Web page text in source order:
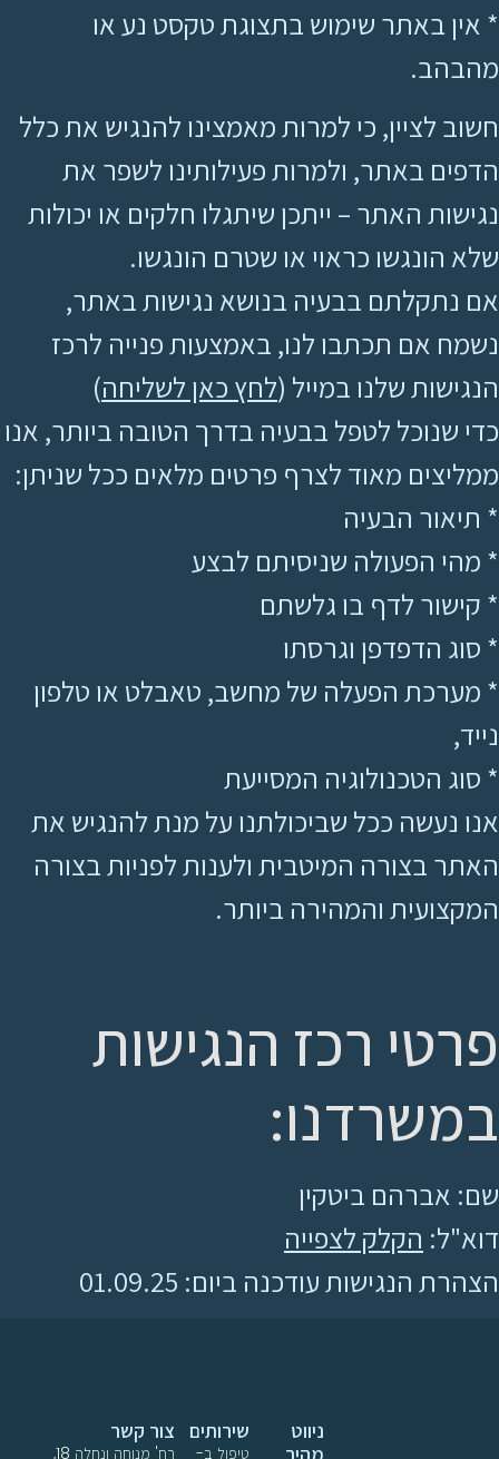
* אין באתר שימוש בתצוגת טקסט נע או
מהבהב.
חשוב לציין, כי למרות מאמצינו להנגיש את כלל
הדפים באתר, ולמרות פעילותינו לשפר את
נגישות האתר – ייתכן שיתגלו חלקים או יכולות
שלא הונגשו כראוי או שטרם הונגשו.
אם נתקלתם בבעיה בנושא נגישות באתר,
נשמח אם תכתבו לנו, באמצעות פנייה לרכז
הנגישות שלנו במייל (לחץ כאן לשליחה)
כדי שנוכל לטפל בבעיה בדרך הטובה ביותר, אנו
ממליצים מאוד לצרף פרטים מלאים ככל שניתן:
* תיאור הבעיה
* מהי הפעולה שניסיתם לבצע
* קישור לדף בו גלשתם
* סוג הדפדפן וגרסתו
* מערכת הפעלה של מחשב, טאבלט או טלפון
נייד,
* סוג הטכנולוגיה המסייעת
אנו נעשה ככל שביכולתנו על מנת להנגיש את
האתר בצורה המיטבית ולענות לפניות בצורה
המקצועית והמהירה ביותר.
פרטי רכז הנגישות
במשרדנו:
שם: אברהם ביטקין
דוא"ל: הקלק לצפייה
הצהרת הנגישות עודכנה ביום: 01.09.25
שירותים
טיפול ב-
ניווט
צור קשר
רח' מנוחה ונחלה 18,